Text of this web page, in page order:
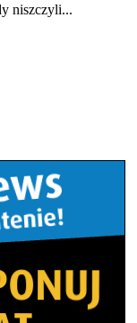
niszczyli...